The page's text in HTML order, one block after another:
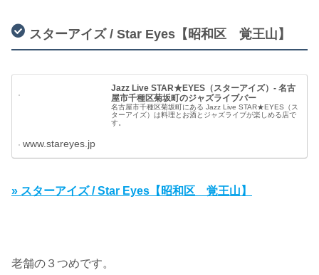
スターアイズ / Star Eyes【昭和区 覚王山】
Jazz Live STAR★EYES（スターアイズ）- 名古
屋市千種区菊坂町のジャズライブバー
名古屋市千種区菊坂町にある Jazz Live STAR★EYES（ス
ターアイズ）は料理とお酒とジャズライブが楽しめる店で
す。
www.stareyes.jp
» スターアイズ / Star Eyes【昭和区 覚王山】
老舗の３つめです。